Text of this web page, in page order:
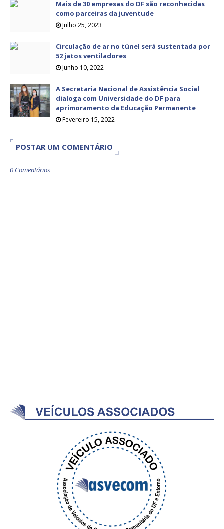
Mais de 30 empresas do DF são reconhecidas
como parceiras da juventude
Julho 25, 2023
Circulação de ar no túnel será sustentada por
52 jatos ventiladores
Junho 10, 2022
A Secretaria Nacional de Assistência Social
dialoga com Universidade do DF para
aprimoramento da Educação Permanente
Fevereiro 15, 2022
POSTAR UM COMENTÁRIO
0 Comentários